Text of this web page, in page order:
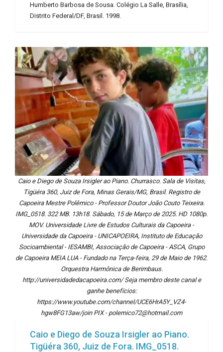
Humberto Barbosa de Sousa. Colégio La Salle, Brasília,
Distrito Federal/DF, Brasil. 1998.
Caio e Diego de Souza Irsigler ao Piano. Churrasco. Sala de Visitas,
Tigüéra 360, Juiz de Fora, Minas Gerais/MG, Brasil. Registro de
Capoeira Mestre Polêmico - Professor Doutor João Couto Teixeira.
IMG_0518. 322 MB. 13h18. Sábado, 15 de Março de 2025. HD 1080p.
MOV. Universidade Livre de Estudos Culturais da Capoeira -
Universidade da Capoeira - UNICAPOEIRA, Instituto de Educação
Socioambiental - IESAMBI, Associação de Capoeira - ASCA, Grupo
de Capoeira MEIA LUA - Fundado na Terça-feira, 29 de Maio de 1962.
Orquestra Harmônica de Berimbaus.
http://universidadedacapoeira.com/ Seja membro deste canal e
ganhe benefícios:
https://www.youtube.com/channel/UCE6HrA5Y_VZ4-
hgw8FG13aw/join PIX - polemico72@hotmail.com
Caio e Diego de Souza Irsigler ao Piano.
Tigüéra 360, Juiz de Fora. IMG_0518.